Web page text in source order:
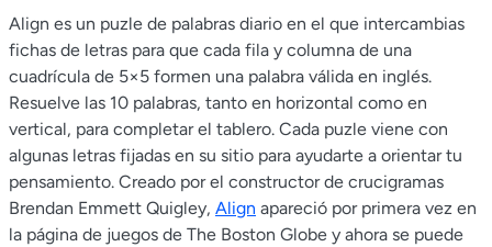
Align es un puzle de palabras diario en el que intercambias
fichas de letras para que cada fila y columna de una
cuadrícula de 5×5 formen una palabra válida en inglés.
Resuelve las 10 palabras, tanto en horizontal como en
vertical, para completar el tablero. Cada puzle viene con
algunas letras fijadas en su sitio para ayudarte a orientar tu
pensamiento. Creado por el constructor de crucigramas
Brendan Emmett Quigley, Align apareció por primera vez en
la página de juegos de The Boston Globe y ahora se puede